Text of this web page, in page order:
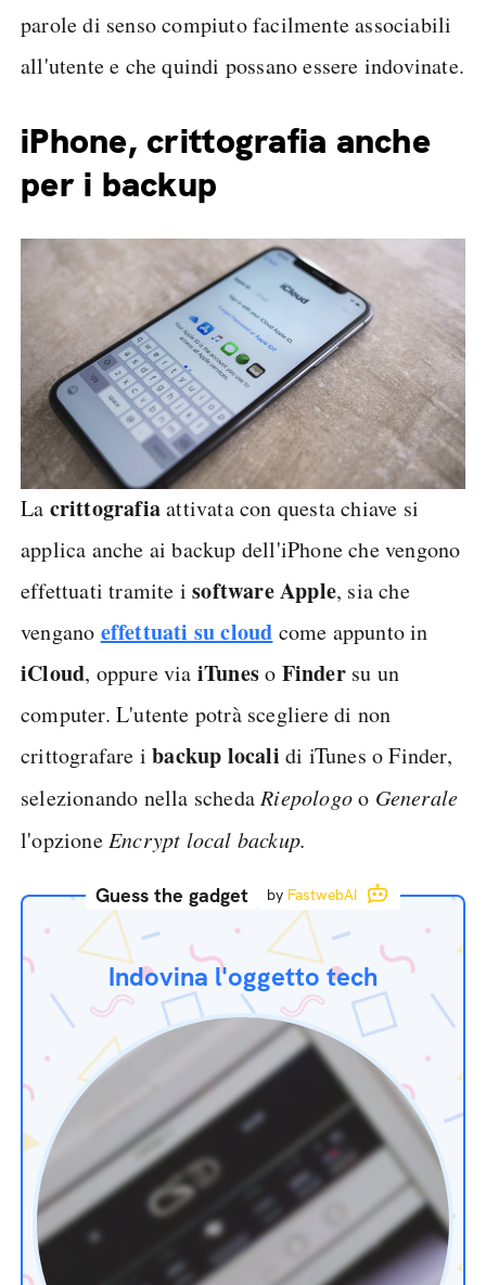
parole di senso compiuto facilmente associabili
all'utente e che quindi possano essere indovinate.
iPhone, crittografia anche
per i backup
La crittografiaattivata con questa chiave si
applica anche ai backup dell'iPhone che vengono
effettuati tramite isoftware Apple, sia che
vengano effettuati su cloud come appunto in
iCloud, oppure via iTuneso Finder su un
computer. L'utente potrà scegliere di non
crittografare ibackup locali di iTunes o Finder,
selezionando nella schedaRiepologoo Generale
l'opzioneEncrypt local backup.
Guess the gadget by FastwebAI
Indovina l'oggetto tech